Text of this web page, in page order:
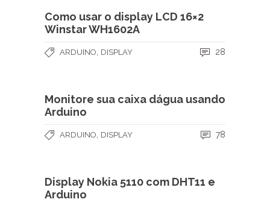
Como usar o display LCD 16×2
Winstar WH1602A
ARDUINO, DISPLAY 28
Monitore sua caixa dágua usando
Arduino
ARDUINO, DISPLAY 78
Display Nokia 5110 com DHT11 e
Arduino